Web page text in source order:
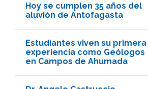
Hoy se cumplen 35 años del
aluvión de Antofagasta
Estudiantes viven su primera
experiencia como Geólogos
en Campos de Ahumada